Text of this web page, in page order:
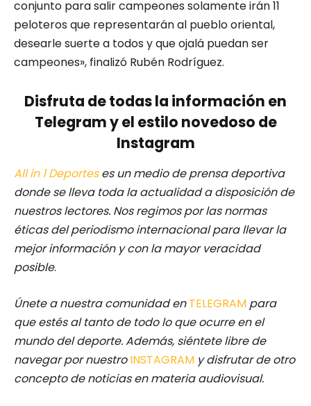
conjunto para salir campeones solamente irán 11
peloteros que representarán al pueblo oriental,
desearle suerte a todos y que ojalá puedan ser
campeones», finalizó Rubén Rodríguez.
Disfruta de todas la información en
Telegram y el estilo novedoso de
Instagram
All in 1 Deporteses un medio de prensa deportiva
donde se lleva toda la actualidad a disposición de
nuestros lectores. Nos regimos por las normas
éticas del periodismo internacional para llevar la
mejor información y con la mayor veracidad
posible.
Únete a nuestra comunidad enTELEGRAM para
que estés al tanto de todo lo que ocurre en el
mundo del deporte. Además, siéntete libre de
navegar por nuestro INSTAGRAM y disfrutar de otro
concepto de noticias en materia audiovisual.